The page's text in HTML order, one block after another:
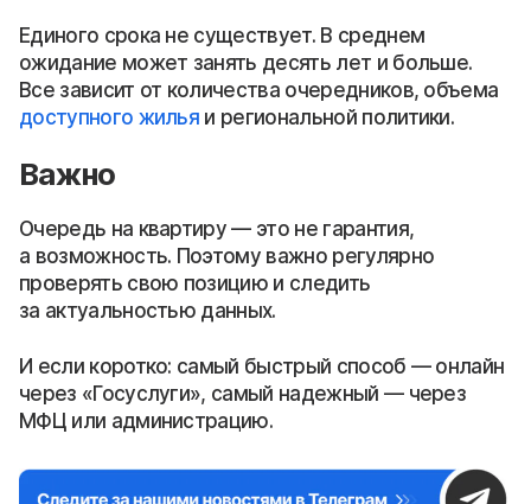
Единого срока не существует. В среднем
ожидание может занять десять лет и больше.
Все зависит от количества очередников, объема
доступного жилья и региональной политики.
Важно
Очередь на квартиру — это не гарантия,
а возможность. Поэтому важно регулярно
проверять свою позицию и следить
за актуальностью данных.
И если коротко: самый быстрый способ — онлайн
через «Госуслуги», самый надежный — через
МФЦ или администрацию.